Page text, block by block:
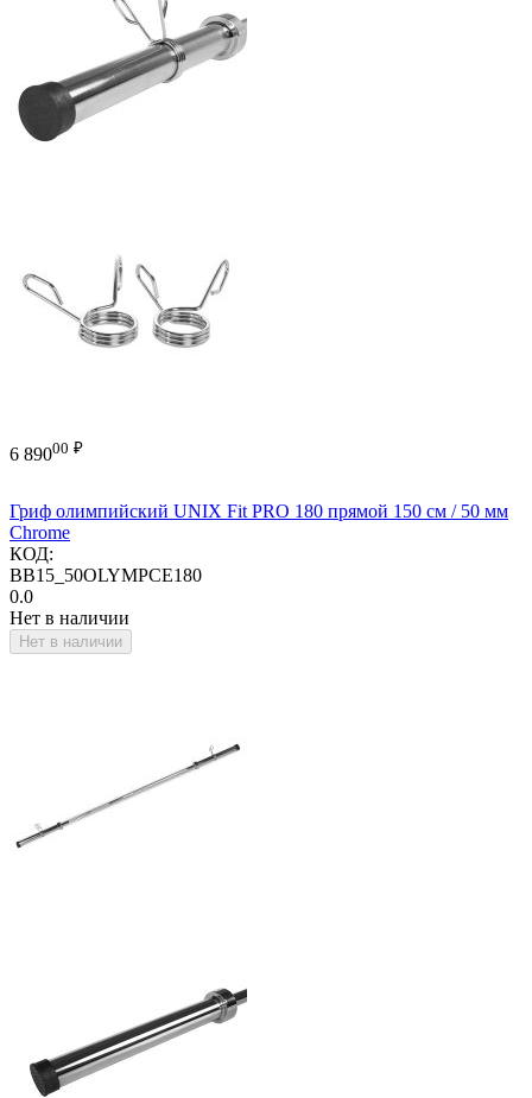
6 89000 ₽
Гриф олимпийский UNIX Fit PRO 180 прямой 150 см / 50 мм
Chrome
КОД:
BB15_50OLYMPCE180
0.0
Нет в наличии
Нет в наличии